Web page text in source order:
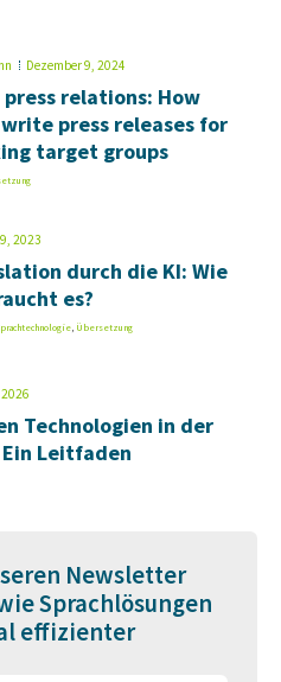
Dezember 9, 2024
relations: How
press releases for
target groups
2023
durch die KI: Wie
es?
, Übersetzung
Technologien in der
Leitfaden
Newsletter
Sprachlösungen
effizienter